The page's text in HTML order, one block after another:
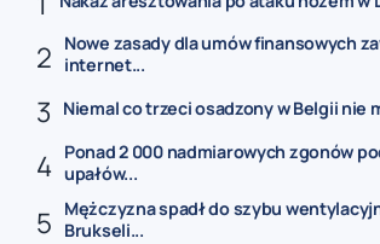
Nowe zasady dla umów finansowych
internet...
Niemal co trzeci osadzony w Belgii nie
Ponad 2 000 nadmiarowych zgonów
upałów...
Mężczyzna spadł do szybu
Brukseli...